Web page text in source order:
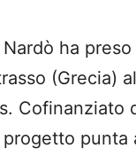
Nardò ha
(Grecia)
Cofinanziato
punta